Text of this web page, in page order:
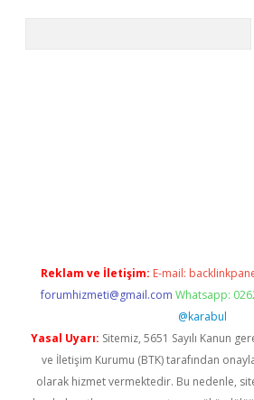
Reklam ve İletişim: E-mail:
forumhizmeti@gmail.com Whatsapp:
@karabul
Yasal Uyarı: Sitemiz, 5651 Sayılı Kanun
ve İletişim Kurumu (BTK) tarafından
olarak hizmet vermektedir. Bu nedenle,